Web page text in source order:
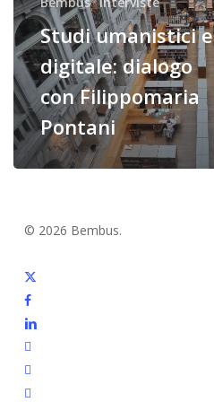
Filippomaria
PontaniStudi umanistici e
digitale: dialogo
con Filippomaria
Pontani
© 2026 Bembus.
x-
twitter
facebook
linkedin
youtube
RSS
github